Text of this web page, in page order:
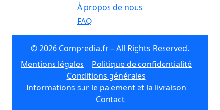
À propos de nous
FAQ
© 2026 Compredia.fr – All Rights Reserved.
Mentions légales
Politique de confidentialité
Conditions générales
Informations sur le paiement et la livraison
Contact